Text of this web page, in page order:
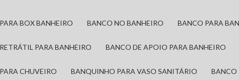
PARA BOX BANHEIRO BANCO NO BANHEIRO BANCO PARA
RETRÁTIL PARA BANHEIRO BANCO DE APOIO PARA BANHEIRO
PARA CHUVEIRO BANQUINHO PARA VASO SANITÁRIO